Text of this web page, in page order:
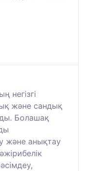
негізгі
және сандық
Болашақ
және анықтау